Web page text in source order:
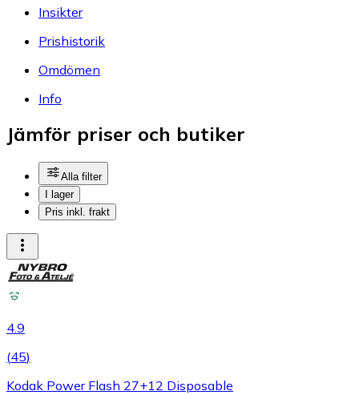
Insikter
Prishistorik
Omdömen
Info
Jämför priser och butiker
Alla filter
I lager
Pris inkl. frakt
4.9
(45)
Kodak Power Flash 27+12 Disposable